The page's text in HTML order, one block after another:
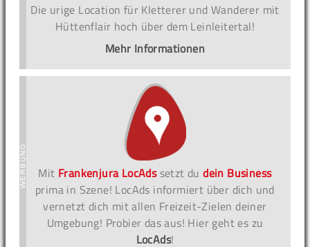
Die urige Location für Kletterer und Wanderer mit
Hüttenflair hoch über dem Leinleitertal!
Mehr Informationen
Mit Frankenjura LocAdssetzt dudein Business
prima in Szene! LocAds informiert über dich und
vernetzt dich mit allen Freizeit-Zielen deiner
Umgebung! Probier das aus! Hier geht es zu
LocAds!